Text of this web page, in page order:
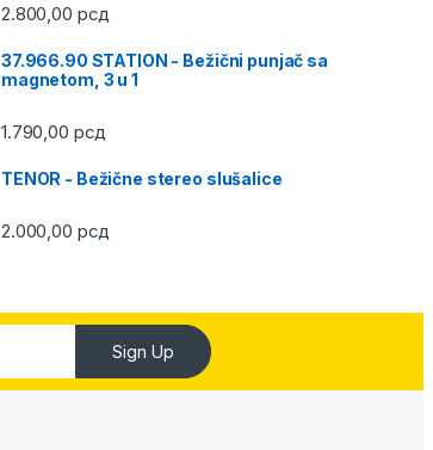
2.800,00 рсд
37.966.90 STATION - Bežični punjač sa
magnetom, 3 u 1
1.790,00 рсд
TENOR - Bežične stereo slušalice
2.000,00 рсд
Sign Up